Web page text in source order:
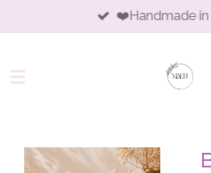
to
content
❤️Handmade in